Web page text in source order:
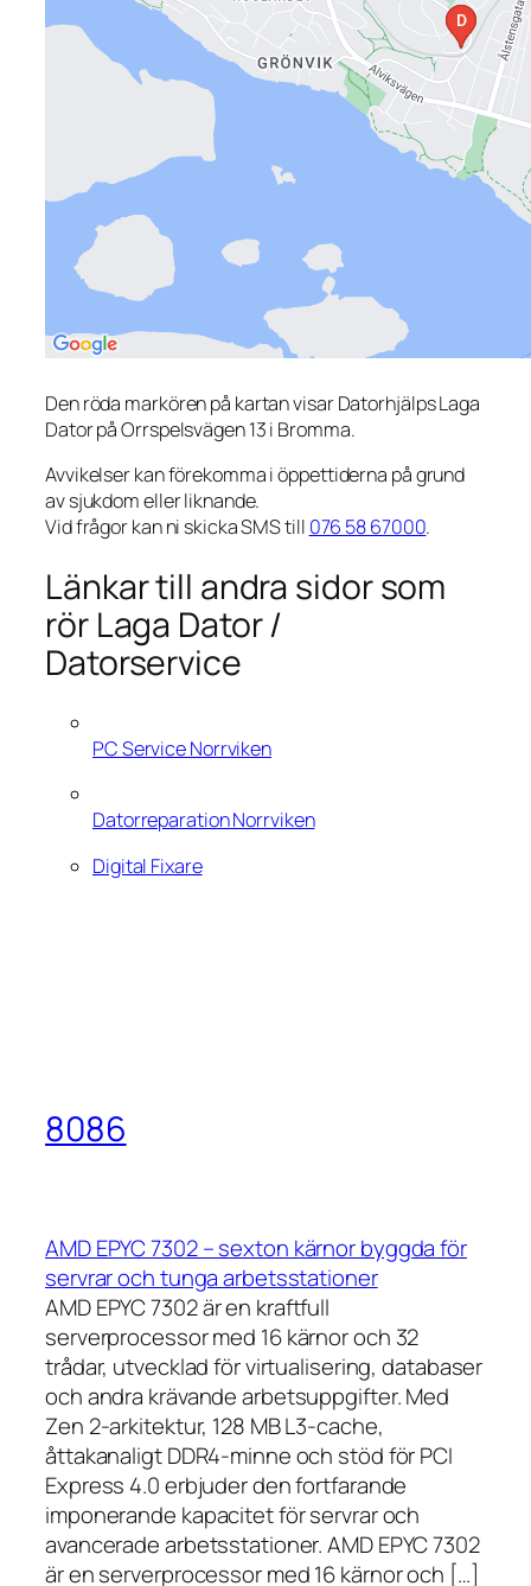
Den röda markören på kartan visar Datorhjälps Laga
Dator på Orrspelsvägen 13 i Bromma.
Avvikelser kan förekomma i öppettiderna på grund
av sjukdom eller liknande.
Vid frågor kan ni skicka SMS till 076 58 67000.
Länkar till andra sidor som
rör Laga Dator /
Datorservice
PC Service Norrviken
Datorreparation Norrviken
Digital Fixare
8086
AMD EPYC 7302 – sexton kärnor byggda för
servrar och tunga arbetsstationer
AMD EPYC 7302 är en kraftfull
serverprocessor med 16 kärnor och 32
trådar, utvecklad för virtualisering, databaser
och andra krävande arbetsuppgifter. Med
Zen 2-arkitektur, 128 MB L3-cache,
åttakanaligt DDR4-minne och stöd för PCI
Express 4.0 erbjuder den fortfarande
imponerande kapacitet för servrar och
avancerade arbetsstationer. AMD EPYC 7302
är en serverprocessor med 16 kärnor och […]